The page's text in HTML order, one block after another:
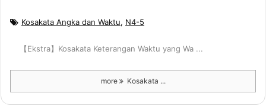
Kosakata Angka dan Waktu, N4-5
【Ekstra】Kosakata Keterangan Waktu yang Wa ...
more Kosakata ...